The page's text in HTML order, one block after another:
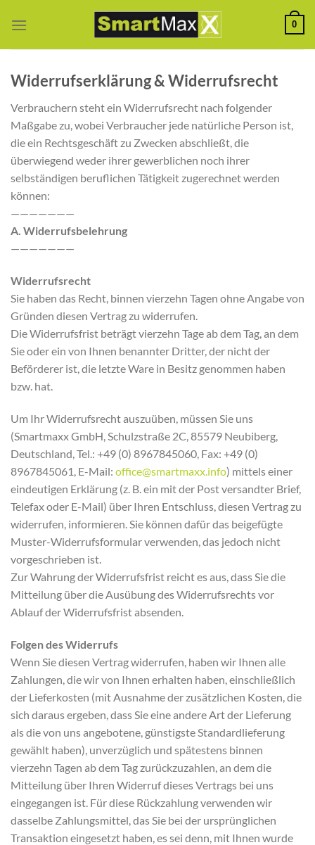
Inhalt
0
Widerrufserklärung & Widerrufsrecht
Verbrauchern steht ein Widerrufsrecht nach folgender
Maßgabe zu, wobei Verbraucher jede natürliche Person ist,
die ein Rechtsgeschäft zu Zwecken abschließt, die
überwiegend weder ihrer gewerblichen noch ihrer
selbständigen beruflichen Tätigkeit zugerechnet werden
können:
———————
A. Widerrufsbelehrung
———————
Widerrufsrecht
Sie haben das Recht, binnen vierzehn Tagen ohne Angabe von
Gründen diesen Vertrag zu widerrufen.
Die Widerrufsfrist beträgt vierzehn Tage ab dem Tag, an dem
Sie oder ein von Ihnen benannter Dritter, der nicht der
Beförderer ist, die letzte Ware in Besitz genommen haben
bzw. hat.
Um Ihr Widerrufsrecht auszuüben, müssen Sie uns
(Smartmaxx GmbH, Schulzstraße 2C, 85579 Neubiberg,
Deutschland, Tel.: +49 (0) 8967845060, Fax: +49 (0)
8967845061, E-Mail: office@smartmaxx.info) mittels einer
eindeutigen Erklärung (z. B. ein mit der Post versandter Brief,
Telefax oder E-Mail) über Ihren Entschluss, diesen Vertrag zu
widerrufen, informieren. Sie können dafür das beigefügte
Muster-Widerrufsformular verwenden, das jedoch nicht
vorgeschrieben ist.
Zur Wahrung der Widerrufsfrist reicht es aus, dass Sie die
Mitteilung über die Ausübung des Widerrufsrechts vor
Ablauf der Widerrufsfrist absenden.
Folgen des Widerrufs
Wenn Sie diesen Vertrag widerrufen, haben wir Ihnen alle
Zahlungen, die wir von Ihnen erhalten haben, einschließlich
der Lieferkosten (mit Ausnahme der zusätzlichen Kosten, die
sich daraus ergeben, dass Sie eine andere Art der Lieferung
als die von uns angebotene, günstigste Standardlieferung
gewählt haben), unverzüglich und spätestens binnen
vierzehn Tagen ab dem Tag zurückzuzahlen, an dem die
Mitteilung über Ihren Widerruf dieses Vertrags bei uns
eingegangen ist. Für diese Rückzahlung verwenden wir
dasselbe Zahlungsmittel, das Sie bei der ursprünglichen
Transaktion eingesetzt haben, es sei denn, mit Ihnen wurde